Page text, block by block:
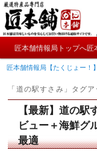
メ
イ
ン
ン
テ
サ
ブ
コ
テ
ン
匠本舗情
かにやおせちについて
ン
メ
イ
ン
コ
ン
サ
ブ
コ
ン
テ
匠本舗情報局トップへ匠
匠本舗情報局【たくじょー！】
「道の駅すさみ 」タグ
【最新】道の
ビュー＋海鮮グ
最適